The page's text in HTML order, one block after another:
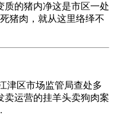
质的猪内净这是市区一处
猪肉，就从这里络绎不
津区市场监管局查处多
卖运营的挂羊头卖狗肉案